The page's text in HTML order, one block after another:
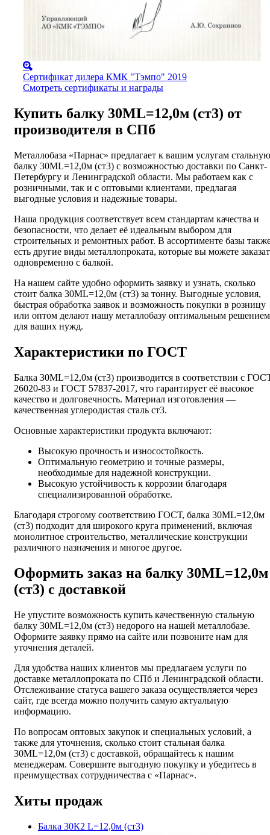
Сертификат дилера КМК "Тэмпо" 2019
Смотреть сертификаты и награды
Купить балку 30МL=12,0м (ст3) от
производителя в СПб
Металлобаза «Парнас» предлагает к вашим услугам стальную
балку 30МL=12,0м (ст3) с возможностью доставки по Санкт-
Петербургу и Ленинградской области. Мы работаем как с
розничными, так и с оптовыми клиентами, предлагая
выгодные условия и надежные товары.
Наша продукция соответствует всем стандартам качества и
безопасности, что делает её идеальным выбором для
строительных и ремонтных работ. В ассортименте базы
есть другие виды металлопроката, которые вы можете
одновременно с балкой.
На нашем сайте удобно оформить заявку и узнать, сколько
стоит балка 30МL=12,0м (ст3) за тонну. Выгодные условия,
быстрая обработка заявок и возможность покупки в розницу
или оптом делают нашу металлобазу оптимальным решением
для ваших нужд.
Характеристики по ГОСТ
Балка 30МL=12,0м (ст3) производится в соответствии с
26020-83 и ГОСТ 57837-2017, что гарантирует её высокое
качество и долговечность. Материал изготовления —
качественная углеродистая сталь ст3.
Основные характеристики продукта включают:
Высокую прочность и износостойкость.
Оптимальную геометрию и точные размеры,
необходимые для надежной конструкции.
Высокую устойчивость к коррозии благодаря
специализированной обработке.
Благодаря строгому соответствию ГОСТ, балка 30МL=12,0м
(ст3) подходит для широкого круга применений, включая
монолитное строительство, металлические конструкции
различного назначения и многое другое.
Оформить заказ на балку 30МL=12,0м
(ст3) с доставкой
Не упустите возможность купить качественную стальную
балку 30МL=12,0м (ст3) недорого на нашей металлобазе.
Оформите заявку прямо на сайте или позвоните нам для
уточнения деталей.
Для удобства наших клиентов мы предлагаем услуги по
доставке металлопроката по СПб и Ленинградской области.
Отслеживание статуса вашего заказа осуществляется через
сайт, где всегда можно получить самую актуальную
информацию.
По вопросам оптовых закупок и специальных условий, а
также для уточнения, сколько стоит стальная балка
30МL=12,0м (ст3) с доставкой, обращайтесь к нашим
менеджерам. Совершите выгодную покупку и убедитесь в
преимуществах сотрудничества с «Парнас».
Хиты продаж
Балка 30К2 L=12,0м (ст3)